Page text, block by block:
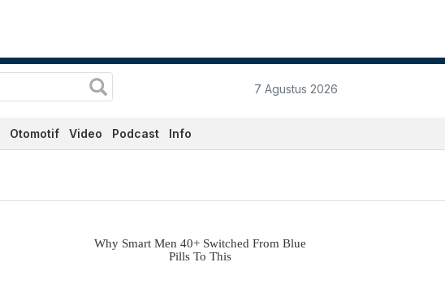
7 Agustus 2026
Otomotif Video Podcast Info